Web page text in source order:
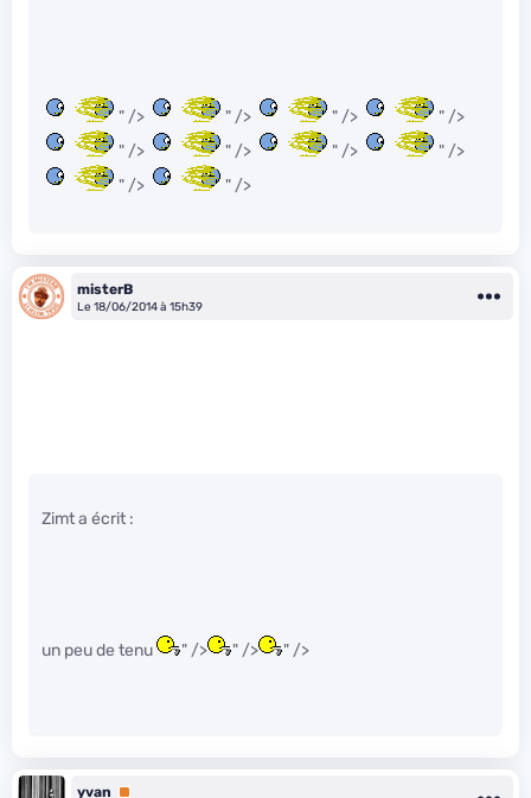
" /> " /> " />
" />
" />
" /> " />
" />
" />
" />
misterB
Le 18/06/2014 à 15h39
Zimt a écrit :
un peu de tenu " /> " /> " />
yvan Premium